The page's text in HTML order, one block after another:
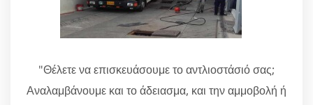
"Θέλετε να επισκευάσουμε το αντλιοστάσιό σας;
Αναλαμβάνουμε και το άδειασμα, και την αμμοβολή ή